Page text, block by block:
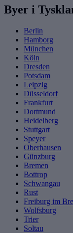
Byer i
Berlin
Hamborg
München
Köln
Dresden
Potsdam
Leipzig
Düsseldorf
Frankfurt
Dortmund
Heidelberg
Stuttgart
Speyer
Oberhausen
Günzburg
Bremen
Bottrop
Schwangau
Rust
Freiburg im
Wolfsburg
Trier
Soltau